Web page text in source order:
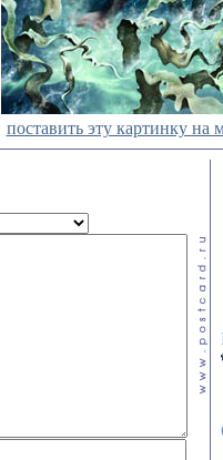
поставить эту картинку на